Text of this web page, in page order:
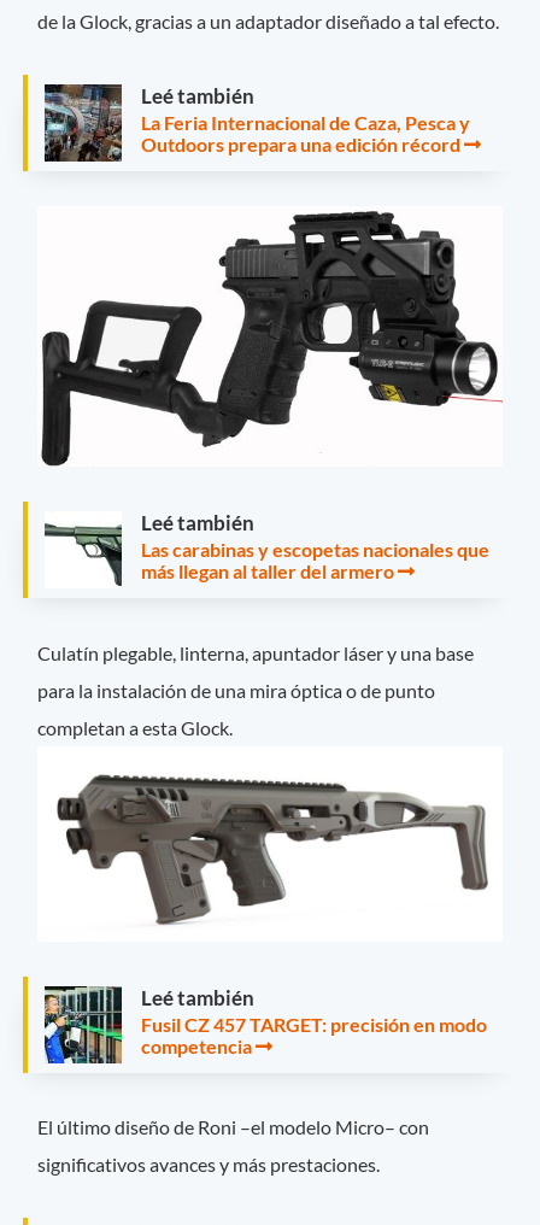
de la Glock, gracias a un adaptador diseñado a tal efecto.
Leé también
La Feria Internacional de Caza, Pesca y
Outdoors prepara una edición récord
Leé también
Las carabinas y escopetas nacionales que
más llegan al taller del armero
Culatín plegable, linterna, apuntador láser y una base
para la instalación de una mira óptica o de punto
completan a esta Glock.
Leé también
Fusil CZ 457 TARGET: precisión en modo
competencia
El último diseño de Roni –el modelo Micro– con
significativos avances y más prestaciones.